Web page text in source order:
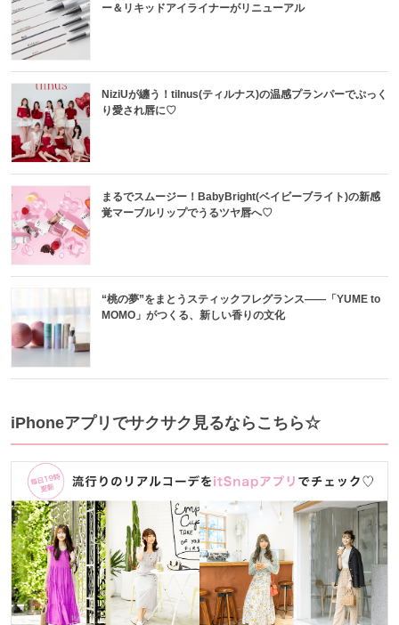
ー＆リキッドアイライナーがリニューアル
NiziUが纏う！tilnus(ティルナス)の温感プランパーでぷっく
り愛され唇に♡
まるでスムージー！BabyBright(ベイビーブライト)の新感
覚マーブルリップでうるツヤ唇へ♡
“桃の夢”をまとうスティックフレグランス——「YUME to
MOMO」がつくる、新しい香りの文化
iPhoneアプリでサクサク見るならこちら☆